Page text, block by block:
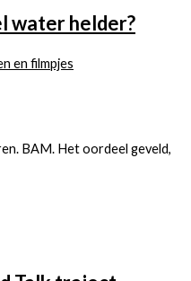
water helder?
en filmpjes
BAM. Het oordeel geveld,